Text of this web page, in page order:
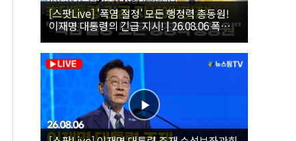
[스팟Live] '폭염 절정' 모든 행정력 총동원!
이재명 대통령의 긴급 지시! | 26.08.06 폭염•
가뭄 대처상황 점검회의